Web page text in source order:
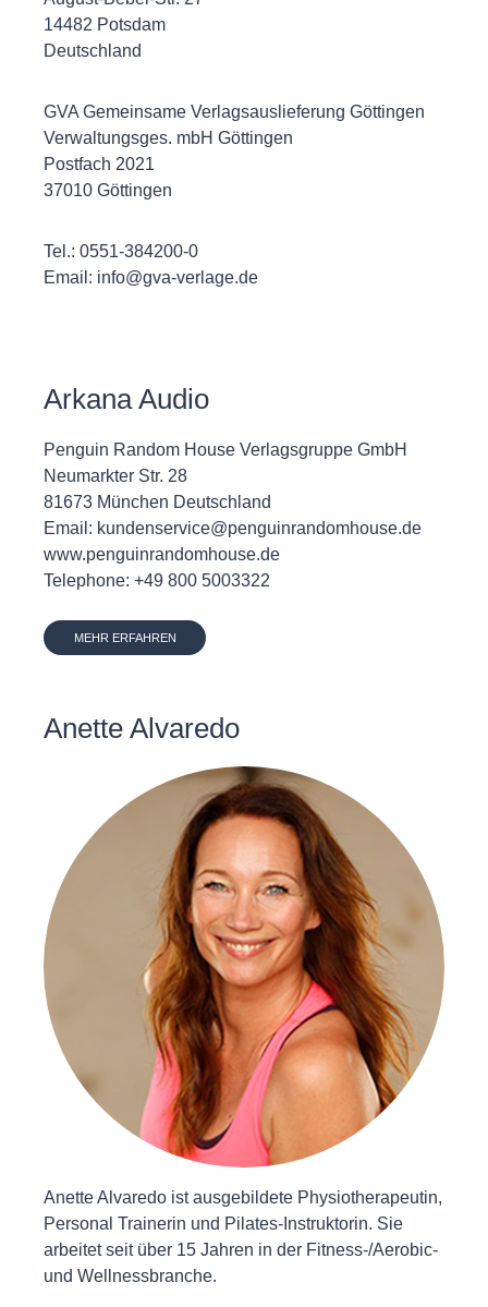
14482 Potsdam
Deutschland
GVA Gemeinsame Verlagsauslieferung Göttingen
Verwaltungsges. mbH Göttingen
Postfach 2021
37010 Göttingen
Tel.: 0551-384200-0
Email: info@gva-verlage.de
Arkana Audio
Penguin Random House Verlagsgruppe GmbH
Neumarkter Str. 28
81673 München Deutschland
Email: kundenservice@penguinrandomhouse.de
www.penguinrandomhouse.de
Telephone: +49 800 5003322
MEHR ERFAHREN
Anette Alvaredo
Anette Alvaredo ist ausgebildete Physiotherapeutin,
Personal Trainerin und Pilates-Instruktorin. Sie
arbeitet seit über 15 Jahren in der Fitness-/Aerobic-
und Wellnessbranche.